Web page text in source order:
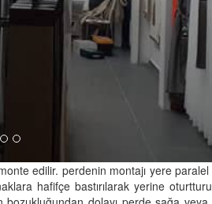
edilir. perdenin montajı yere
hafifçe bastırılarak yerine